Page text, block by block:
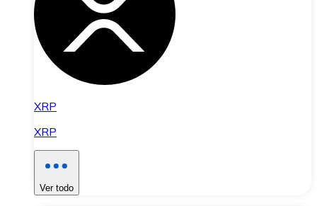
XRP
XRP
Ver todo